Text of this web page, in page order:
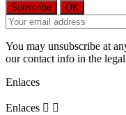
You may unsubscribe at
our contact info in the
Enlaces
Enlaces  